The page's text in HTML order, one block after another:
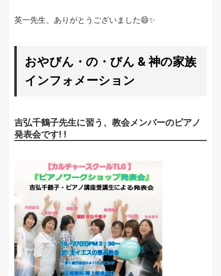
英一先生、ありがとうございました😄✨
おやびん・の・びん & 神の家族
インフォメーション
吉弘千鶴子先生に習う、教会メンバーのピアノ
発表会です! !